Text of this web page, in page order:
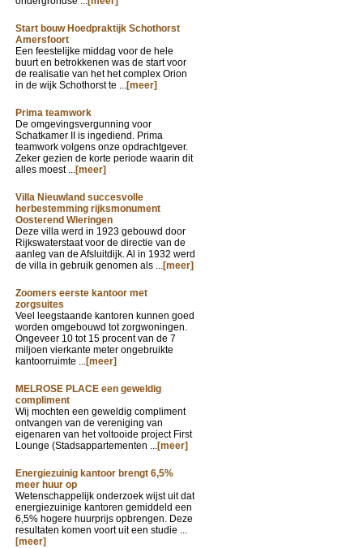
Start bouw Hoedpraktijk Schothorst
Amersfoort
Een feestelijke middag voor de hele
buurt en betrokkenen was de start voor
de realisatie van het het complex Orion
in de wijk Schothorst te ...[meer]
Prima teamwork
De omgevingsvergunning voor
Schatkamer II is ingediend. Prima
teamwork volgens onze opdrachtgever.
Zeker gezien de korte periode waarin dit
alles moest ...[meer]
Villa Nieuwland succesvolle
herbestemming rijksmonument
Oosterend Wieringen
Deze villa werd in 1923 gebouwd door
Rijkswaterstaat voor de directie van de
aanleg van de Afsluitdijk. Al in 1932 werd
de villa in gebruik genomen als ...[meer]
Zoomers eerste kantoor met
zorgsuites
Veel leegstaande kantoren kunnen goed
worden omgebouwd tot zorgwoningen.
Ongeveer 10 tot 15 procent van de 7
miljoen vierkante meter ongebruikte
kantoorruimte ...[meer]
MELROSE PLACE een geweldig
compliment
Wij mochten een geweldig compliment
ontvangen van de vereniging van
eigenaren van het voltooide project First
Lounge (Stadsappartementen ...[meer]
Energiezuinig kantoor brengt 6,5%
meer huur op
Wetenschappelijk onderzoek wijst uit dat
energiezuinige kantoren gemiddeld een
6,5% hogere huurprijs opbrengen. Deze
resultaten komen voort uit een studie ...
[meer]